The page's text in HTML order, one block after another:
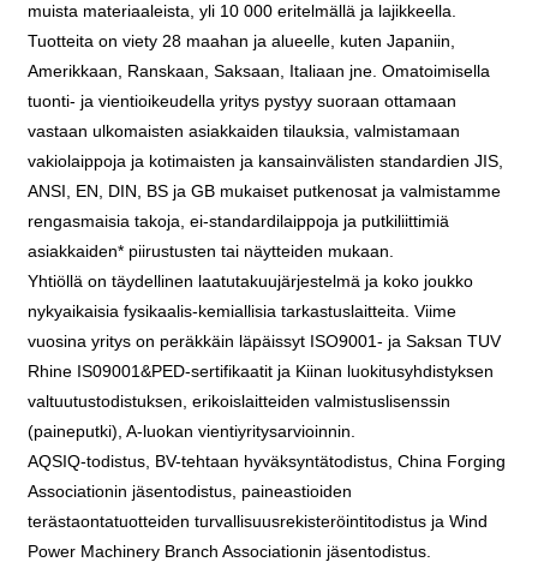
muista materiaaleista, yli 10 000 eritelmällä ja lajikkeella.
Tuotteita on viety 28 maahan ja alueelle, kuten Japaniin,
Amerikkaan, Ranskaan, Saksaan, Italiaan jne. Omatoimisella
tuonti- ja vientioikeudella yritys pystyy suoraan ottamaan
vastaan ​​ulkomaisten asiakkaiden tilauksia, valmistamaan
vakiolaippoja ja kotimaisten ja kansainvälisten standardien JIS,
ANSI, EN, DIN, BS ja GB mukaiset putkenosat ja valmistamme
rengasmaisia ​​takoja, ei-standardilaippoja ja putkiliittimiä
asiakkaiden* piirustusten tai näytteiden mukaan.
Yhtiöllä on täydellinen laatutakuujärjestelmä ja koko joukko
nykyaikaisia ​​fysikaalis-kemiallisia tarkastuslaitteita. Viime
vuosina yritys on peräkkäin läpäissyt ISO9001- ja Saksan TUV
Rhine IS09001&PED-sertifikaatit ja Kiinan luokitusyhdistyksen
valtuutustodistuksen, erikoislaitteiden valmistuslisenssin
(paineputki), A-luokan vientiyritysarvioinnin.
AQSIQ-todistus, BV-tehtaan hyväksyntätodistus, China Forging
Associationin jäsentodistus, paineastioiden
terästaontatuotteiden turvallisuusrekisteröintitodistus ja Wind
Power Machinery Branch Associationin jäsentodistus.